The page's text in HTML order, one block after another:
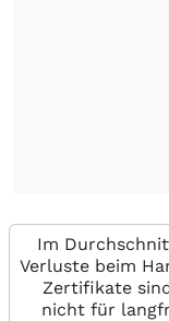
Im
Verluste beim
Zertifikate
nicht für